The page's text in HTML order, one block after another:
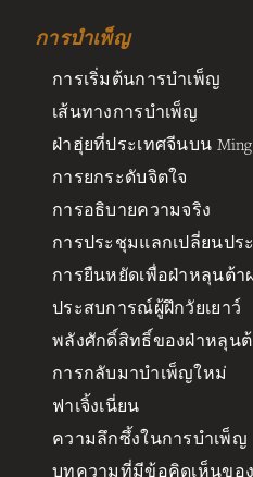
การบำเพ็ญ
การเริ่มต้นการบำเพ็ญ
เส้นทางการบำเพ็ญ
ฝ่าฮุ่ยที่ประเทศจีนบน
การยกระดับจิตใจ
การอธิบายความจริง
การประชุมแลกเปลี่ยนป
การยืนหยัดเพื่อฝ่าหลุนต้า
ประสบการณ์ผู้ฝึกวัยเยาว์
พลังศักดิ์สิทธิ์ของฝ่าหลุนต้
การกลับมาบำเพ็ญใหม่
ฟาเจิ้งเนี่ยน
ความลึกซึ้งในการบำเพ็ญ
บทความที่มีข้อคิดเห็นขอ